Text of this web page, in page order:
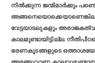
നില്‍ക്കുന്ന ജന്മിമാര്‍ക്കും
വേട്ടയാടലുകളും
കാലമുണ്ടായിട്ടില്ല.
ഭരണകൂടങ്ങളുടെ